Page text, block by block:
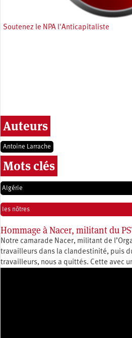
Soutenez le NPA l'Anticapitaliste
Auteurs
Antoine Larrache
Mots clés
Algérie
les nôtres
Hommage à Nacer, militant du
Notre camarade Nacer, militant de
travailleurs dans la clandestinité, puis
travailleurs, nous a quittés. Cette avec